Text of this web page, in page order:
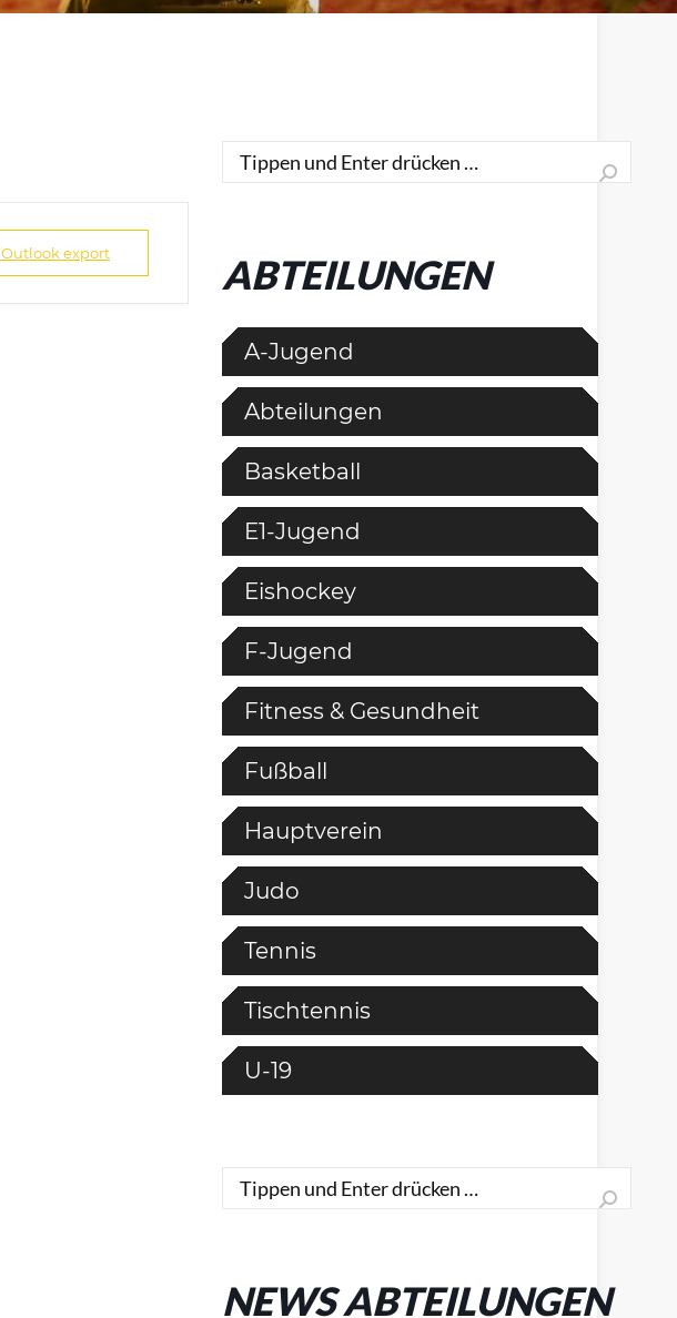
Outlook export
Search:
ABTEILUNGEN
A-Jugend
Abteilungen
Basketball
E1-Jugend
Eishockey
F-Jugend
Fitness & Gesundheit
Fußball
Hauptverein
Judo
Tennis
Tischtennis
U-19
Search:
NEWS ABTEILUNGEN